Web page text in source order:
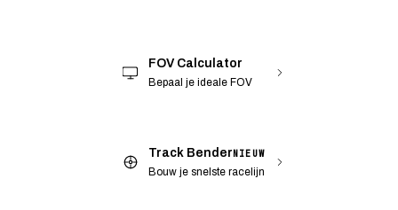
FOV Calculator
Bepaal je ideale FOV
Track BenderNIEUW
Bouw je snelste racelijn